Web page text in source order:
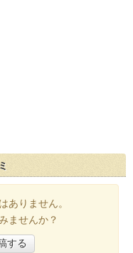
ありません。
ませんか？
する